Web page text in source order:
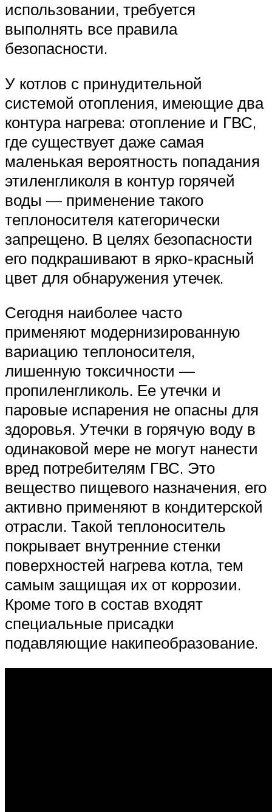
использовании, требуется
выполнять все правила
безопасности.
У котлов с принудительной
системой отопления, имеющие два
контура нагрева: отопление и ГВС,
где существует даже самая
маленькая вероятность попадания
этиленгликоля в контур горячей
воды — применение такого
теплоносителя категорически
запрещено. В целях безопасности
его подкрашивают в ярко-красный
цвет для обнаружения утечек.
Сегодня наиболее часто
применяют модернизированную
вариацию теплоносителя,
лишенную токсичности —
пропиленгликоль. Ее утечки и
паровые испарения не опасны для
здоровья. Утечки в горячую воду в
одинаковой мере не могут нанести
вред потребителям ГВС. Это
вещество пищевого назначения, его
активно применяют в кондитерской
отрасли. Такой теплоноситель
покрывает внутренние стенки
поверхностей нагрева котла, тем
самым защищая их от коррозии.
Кроме того в состав входят
специальные присадки
подавляющие накипеобразование.